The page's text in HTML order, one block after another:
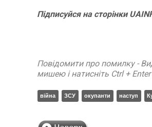
Підписуйсянасторінки
Повідомити про помилку -
мишею і натисніть Ctrl + Enter
війна ЗСУ окупанти наступ